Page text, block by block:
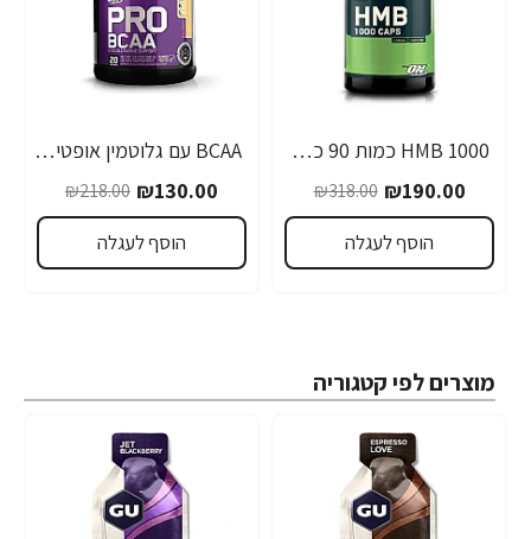
-40%
1000 HMB כמות 90 כמוסות מבית Optimum Nutrition
₪190.00
₪318.00
הוסף לעגלה
-40%
BCAA עם גלוטמין אופטימום פרו סירייס טעם אפרסק מנגו 390 גרם - מבית Optimum Nutrition
₪130.00
₪218.00
הוסף לעגלה
מוצרים לפי קטגוריה